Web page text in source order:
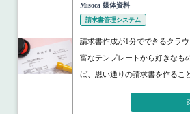
Misoca 媒体資料
請求書管理システム
請求書作成が1分でできるクラ
富なテンプレートから好きなも
ば、思い通りの請求書を作ること